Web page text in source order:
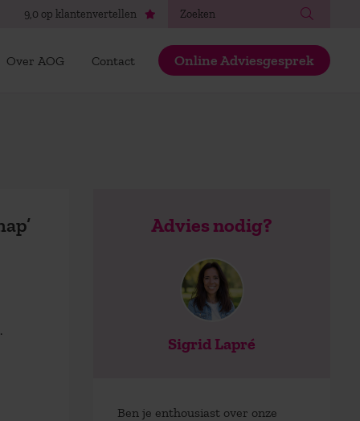
9,0 op klantenvertellen
Over AOG Contact Online Adviesgesprek
Advies nodig?
Sigrid Lapré
Ben je enthousiast over onze